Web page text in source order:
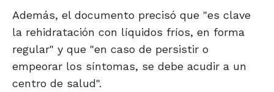
Además, el documento precisó que "es clave
la rehidratación con líquidos fríos, en forma
regular" y que "en caso de persistir o
empeorar los síntomas, se debe acudir a un
centro de salud".